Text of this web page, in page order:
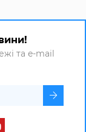
та e-mail